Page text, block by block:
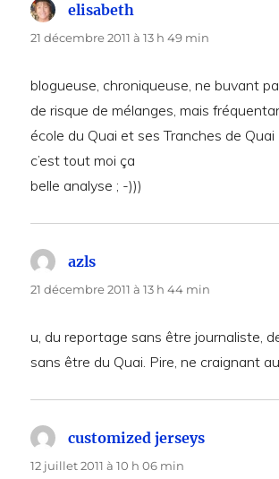
elisabeth
21 décembre 2011 à 13 h 49 min
blogueuse, chroniqueuse, ne buvant
de risque de mélanges, mais
école du Quai et ses Tranches de Quai
c’est tout moi ça
belle analyse ; -)))
azls
21 décembre 2011 à 13 h 44 min
u, du reportage sans être journaliste,
sans être du Quai. Pire, ne craignant
customized jerseys
12 juillet 2011 à 10 h 06 min